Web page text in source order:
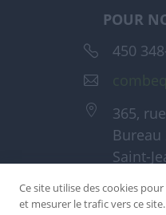
POUR
450
365,
Bureau
Saint-
Ce site utilise des cookies
et mesurer le trafic vers ce site.